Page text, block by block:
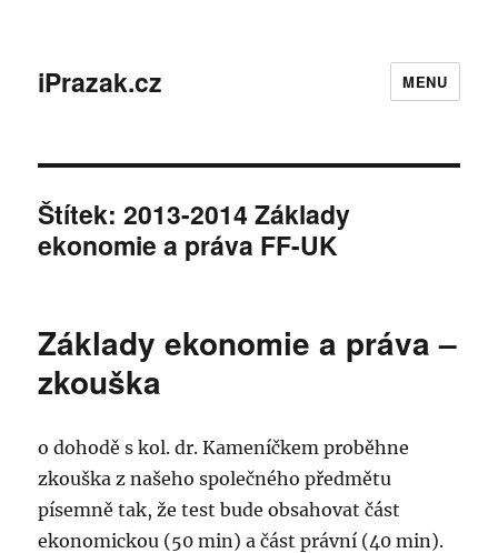
iPrazak.cz MENU
Štítek:2013-2014 Základy
ekonomie a práva FF-UK
Základy ekonomie a práva –
zkouška
o dohodě s kol. dr. Kameníčkem proběhne
zkouška z našeho společného předmětu
písemně tak, že test bude obsahovat část
ekonomickou (50 min) a část právní (40 min).